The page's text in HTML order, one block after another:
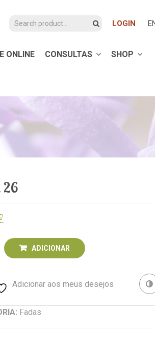
LOGIN
ONLINE CONSULTAS SHOP
26
ADICIONAR
Adicionar aos meus desejos
Fadas